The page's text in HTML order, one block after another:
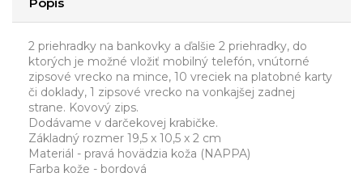
2 priehradky na bankovky a ďalšie 2 priehradky, do
ktorých je možné vložiť mobilný telefón, vnútorné
zipsové vrecko na mince, 10 vreciek na platobné karty
či doklady, 1 zipsové vrecko na vonkajšej zadnej
strane. Kovový zips.
Dodávame v darčekovej krabičke.
Základný rozmer 19,5 x 10,5 x 2 cm
Materiál - pravá hovädzia koža (NAPPA)
Farba kože - bordová